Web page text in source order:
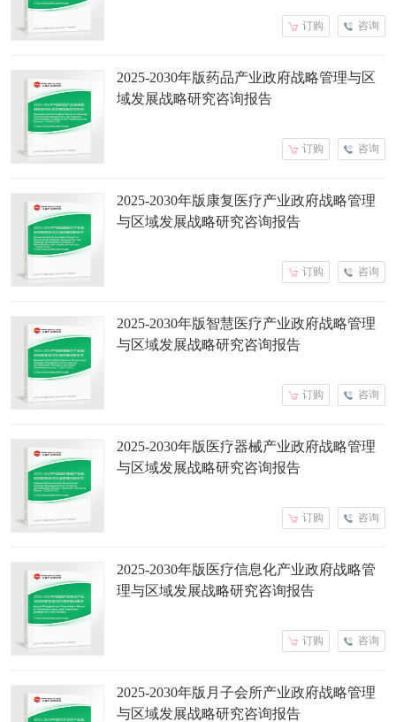
咨询
订购
2025-2030年版药品产业政府战略管理与区
域发展战略研究咨询报告
咨询
订购
2025-2030年版康复医疗产业政府战略管理
与区域发展战略研究咨询报告
咨询
订购
2025-2030年版智慧医疗产业政府战略管理
与区域发展战略研究咨询报告
咨询
订购
2025-2030年版医疗器械产业政府战略管理
与区域发展战略研究咨询报告
咨询
订购
2025-2030年版医疗信息化产业政府战略管
理与区域发展战略研究咨询报告
咨询
订购
2025-2030年版月子会所产业政府战略管理
与区域发展战略研究咨询报告